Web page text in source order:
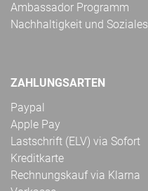
Ambassador Programm
Nachhaltigkeit und Soziales
ZAHLUNGSARTEN
Paypal
Apple Pay
Lastschrift (ELV) via Sofort
Kreditkarte
Rechnungskauf via Klarna